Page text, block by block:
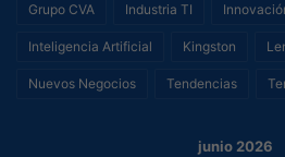
Grupo CVA Industria TI
Inteligencia Artificial Kingston
Nuevos Negocios Tendencias
junio 2026